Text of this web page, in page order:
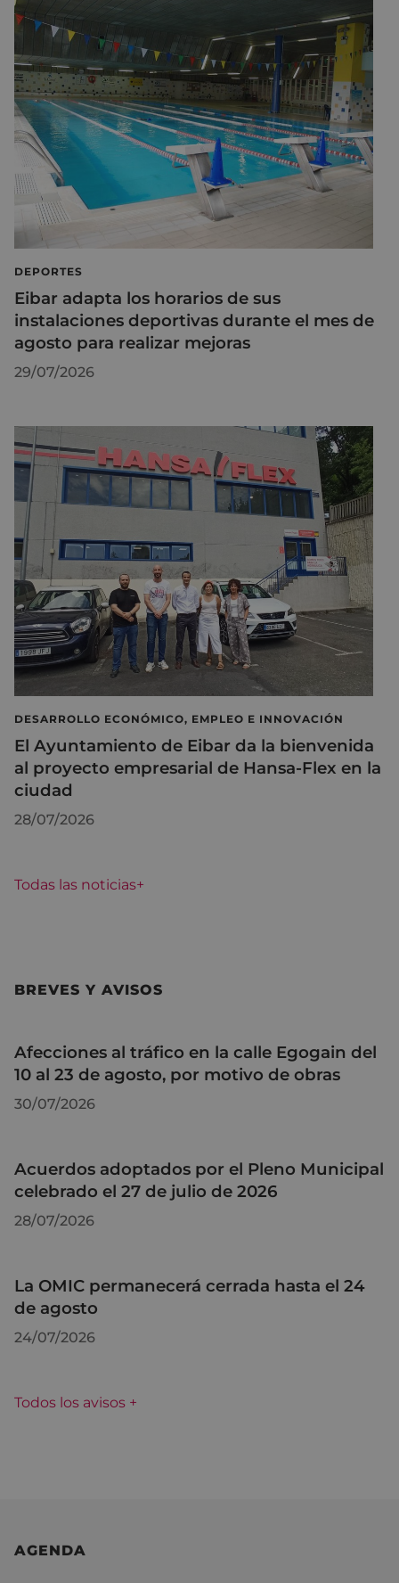
DEPORTES
Eibar adapta los horarios de sus
instalaciones deportivas durante el mes de
agosto para realizar mejoras
29/07/2026
DESARROLLO ECONÓMICO, EMPLEO E INNOVACIÓN
El Ayuntamiento de Eibar da la bienvenida
al proyecto empresarial de Hansa-Flex en la
ciudad
28/07/2026
Todas las noticias+
BREVES Y AVISOS
Afecciones al tráfico en la calle Egogain del
10 al 23 de agosto, por motivo de obras
30/07/2026
Acuerdos adoptados por el Pleno Municipal
celebrado el 27 de julio de 2026
28/07/2026
La OMIC permanecerá cerrada hasta el 24
de agosto
24/07/2026
Todos los avisos +
AGENDA